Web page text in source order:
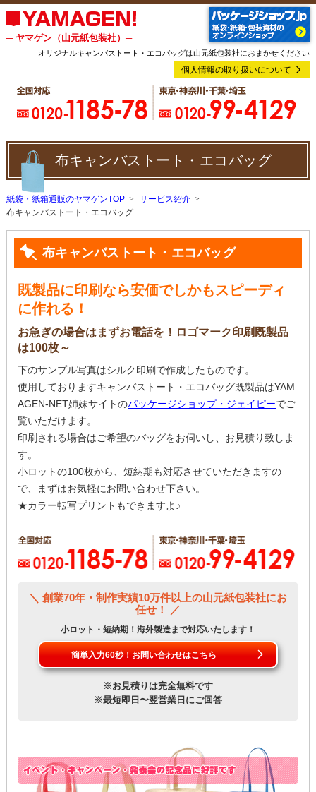
─ ヤマゲン（山元紙包装社）─
オリジナルキャンバストート・エコバッグは山元紙包装社におまかせください
個人情報の取り扱いについて
布キャンバストート・エコバッグ
紙袋・紙箱通販のヤマゲンTOP
サービス紹介
布キャンバストート・エコバッグ
布キャンバストート・エコバッグ
既製品に印刷なら安価でしかもスピーディ
に作れる！
お急ぎの場合はまずお電話を！ロゴマーク印刷既製品
は100枚～
下のサンプル写真はシルク印刷で作成したものです。
使用しておりますキャンバストート・エコバッグ既製品はYAM
AGEN-NET姉妹サイトのパッケージショップ・ジェイピーでご
覧いただけます。
印刷される場合はご希望のバッグをお伺いし、お見積り致しま
す。
小ロットの100枚から、短納期も対応させていただきますの
で、まずはお気軽にお問い合わせ下さい。
★カラー転写プリントもできますよ♪
＼ 創業70年・制作実績10万件以上の山元紙包装社にお
任せ！ ／
小ロット・短納期！海外製造まで対応いたします！
簡単入力60秒！お問い合わせはこちら
※お見積りは完全無料です
※最短即日〜翌営業日にご回答